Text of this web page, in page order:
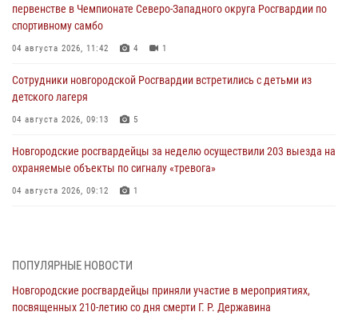
первенстве в Чемпионате Северо-Западного округа Росгвардии по
спортивному самбо
04 августа 2026, 11:42 4 1
Сотрудники новгородской Росгвардии встретились с детьми из
детского лагеря
04 августа 2026, 09:13 5
Новгородские росгвардейцы за неделю осуществили 203 выезда на
охраняемые объекты по сигналу «тревога»
04 августа 2026, 09:12 1
В Великом Новгороде сотрудники центра лицензионно-
ПОПУЛЯРНЫЕ НОВОСТИ
Новгородские росгвардейцы приняли участие в мероприятиях,
посвященных 210-летию со дня смерти Г. Р. Державина